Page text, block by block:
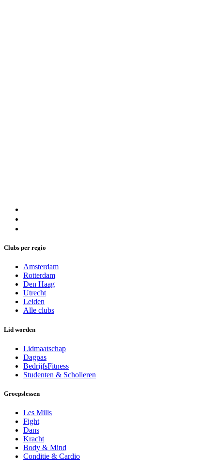
Clubs per regio
Amsterdam
Rotterdam
Den Haag
Utrecht
Leiden
Alle clubs
Lid worden
Lidmaatschap
Dagpas
BedrijfsFitness
Studenten & Scholieren
Groepslessen
Les Mills
Fight
Dans
Kracht
Body & Mind
Conditie & Cardio